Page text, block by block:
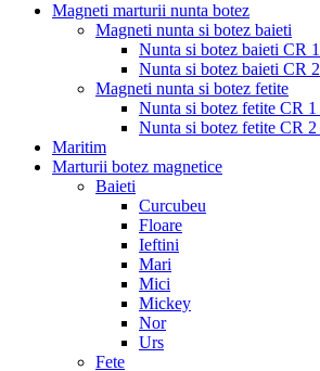
Magneti marturii nunta botez
Magneti nunta si botez baieti
Nunta si botez baieti CR
Nunta si botez baieti CR
Magneti nunta si botez fetite
Nunta si botez fetite CR 1
Nunta si botez fetite CR 2
Maritim
Marturii botez magnetice
Baieti
Curcubeu
Floare
Ieftini
Mari
Mici
Mickey
Nor
Urs
Fete